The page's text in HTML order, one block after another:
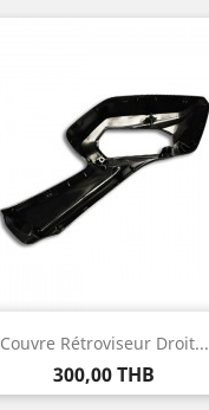
Couvre Rétroviseur Droit...
Prix
300,00 THB